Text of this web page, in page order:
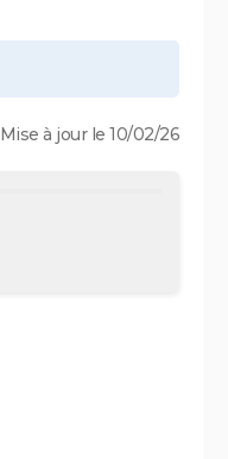
Mise à jour le 10/02/26